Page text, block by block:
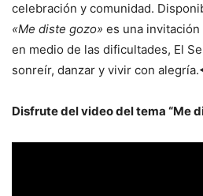
celebración y comunidad.
«Me diste gozo» es una
en medio de las dificultades, El
sonreír, danzar y vivir con
Disfrute del video del tema “Me